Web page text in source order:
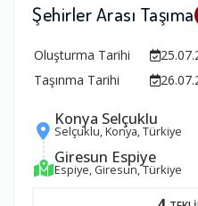
Şehirler Arası Taşıma
Oluşturma Tarihi
Taşınma Tarihi
Konya Selçuklu
Selçuklu, Konya, Türkiye
Giresun Espiye
Espiye, Giresun, Türkiye